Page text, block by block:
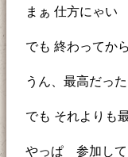
まぁ 仕方にゃい
でも 終わってか
うん、最高だっ
でも それよりも
やっぱ 参加して